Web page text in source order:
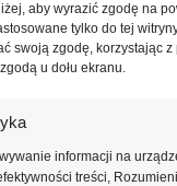
aby wyrazić zgodę na
tylko do tej
swoją zgodę, korzystając
u dołu ekranu.
informacji na
treści,
warstwowych;